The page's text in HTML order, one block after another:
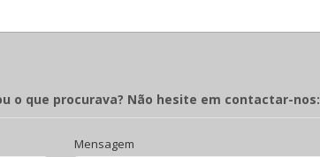
o que procurava? Não hesite em contactar-nos:
Mensagem